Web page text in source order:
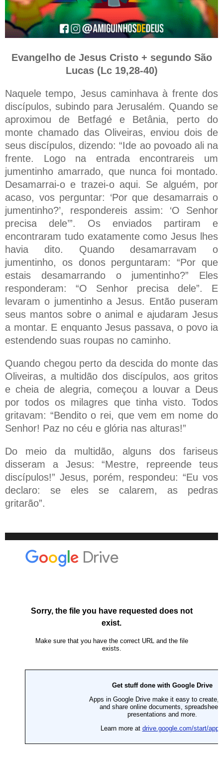
Evangelho de Jesus Cristo + segundo São
Lucas (Lc 19,28-40)
Naquele tempo, Jesus caminhava à frente dos
discípulos, subindo para Jerusalém. Quando se
aproximou de Betfagé e Betânia, perto do
monte chamado das Oliveiras, enviou dois de
seus discípulos, dizendo: “Ide ao povoado ali na
frente. Logo na entrada encontrareis um
jumentinho amarrado, que nunca foi montado.
Desamarrai-o e trazei-o aqui. Se alguém, por
acaso, vos perguntar: ‘Por que desamarrais o
jumentinho?’, respondereis assim: ‘O Senhor
precisa dele’”. Os enviados partiram e
encontraram tudo exatamente como Jesus lhes
havia dito. Quando desamarravam o
jumentinho, os donos perguntaram: “Por que
estais desamarrando o jumentinho?” Eles
responderam: “O Senhor precisa dele”. E
levaram o jumentinho a Jesus. Então puseram
seus mantos sobre o animal e ajudaram Jesus
a montar. E enquanto Jesus passava, o povo ia
estendendo suas roupas no caminho.
Quando chegou perto da descida do monte das
Oliveiras, a multidão dos discípulos, aos gritos
e cheia de alegria, começou a louvar a Deus
por todos os milagres que tinha visto. Todos
gritavam: “Bendito o rei, que vem em nome do
Senhor! Paz no céu e glória nas alturas!”
Do meio da multidão, alguns dos fariseus
disseram a Jesus: “Mestre, repreende teus
discípulos!” Jesus, porém, respondeu: “Eu vos
declaro: se eles se calarem, as pedras
gritarão”.